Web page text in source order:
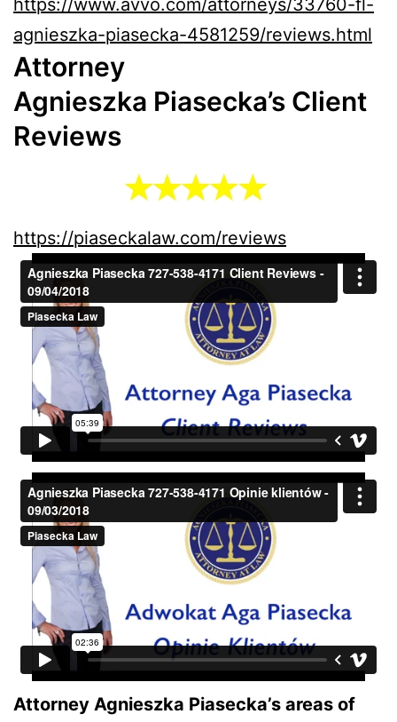
agnieszka-piasecka-4581259/reviews.html
Attorney
Agnieszka Piasecka’s Client
Reviews
https://piaseckalaw.com/reviews
Attorney Agnieszka Piasecka’s areas of